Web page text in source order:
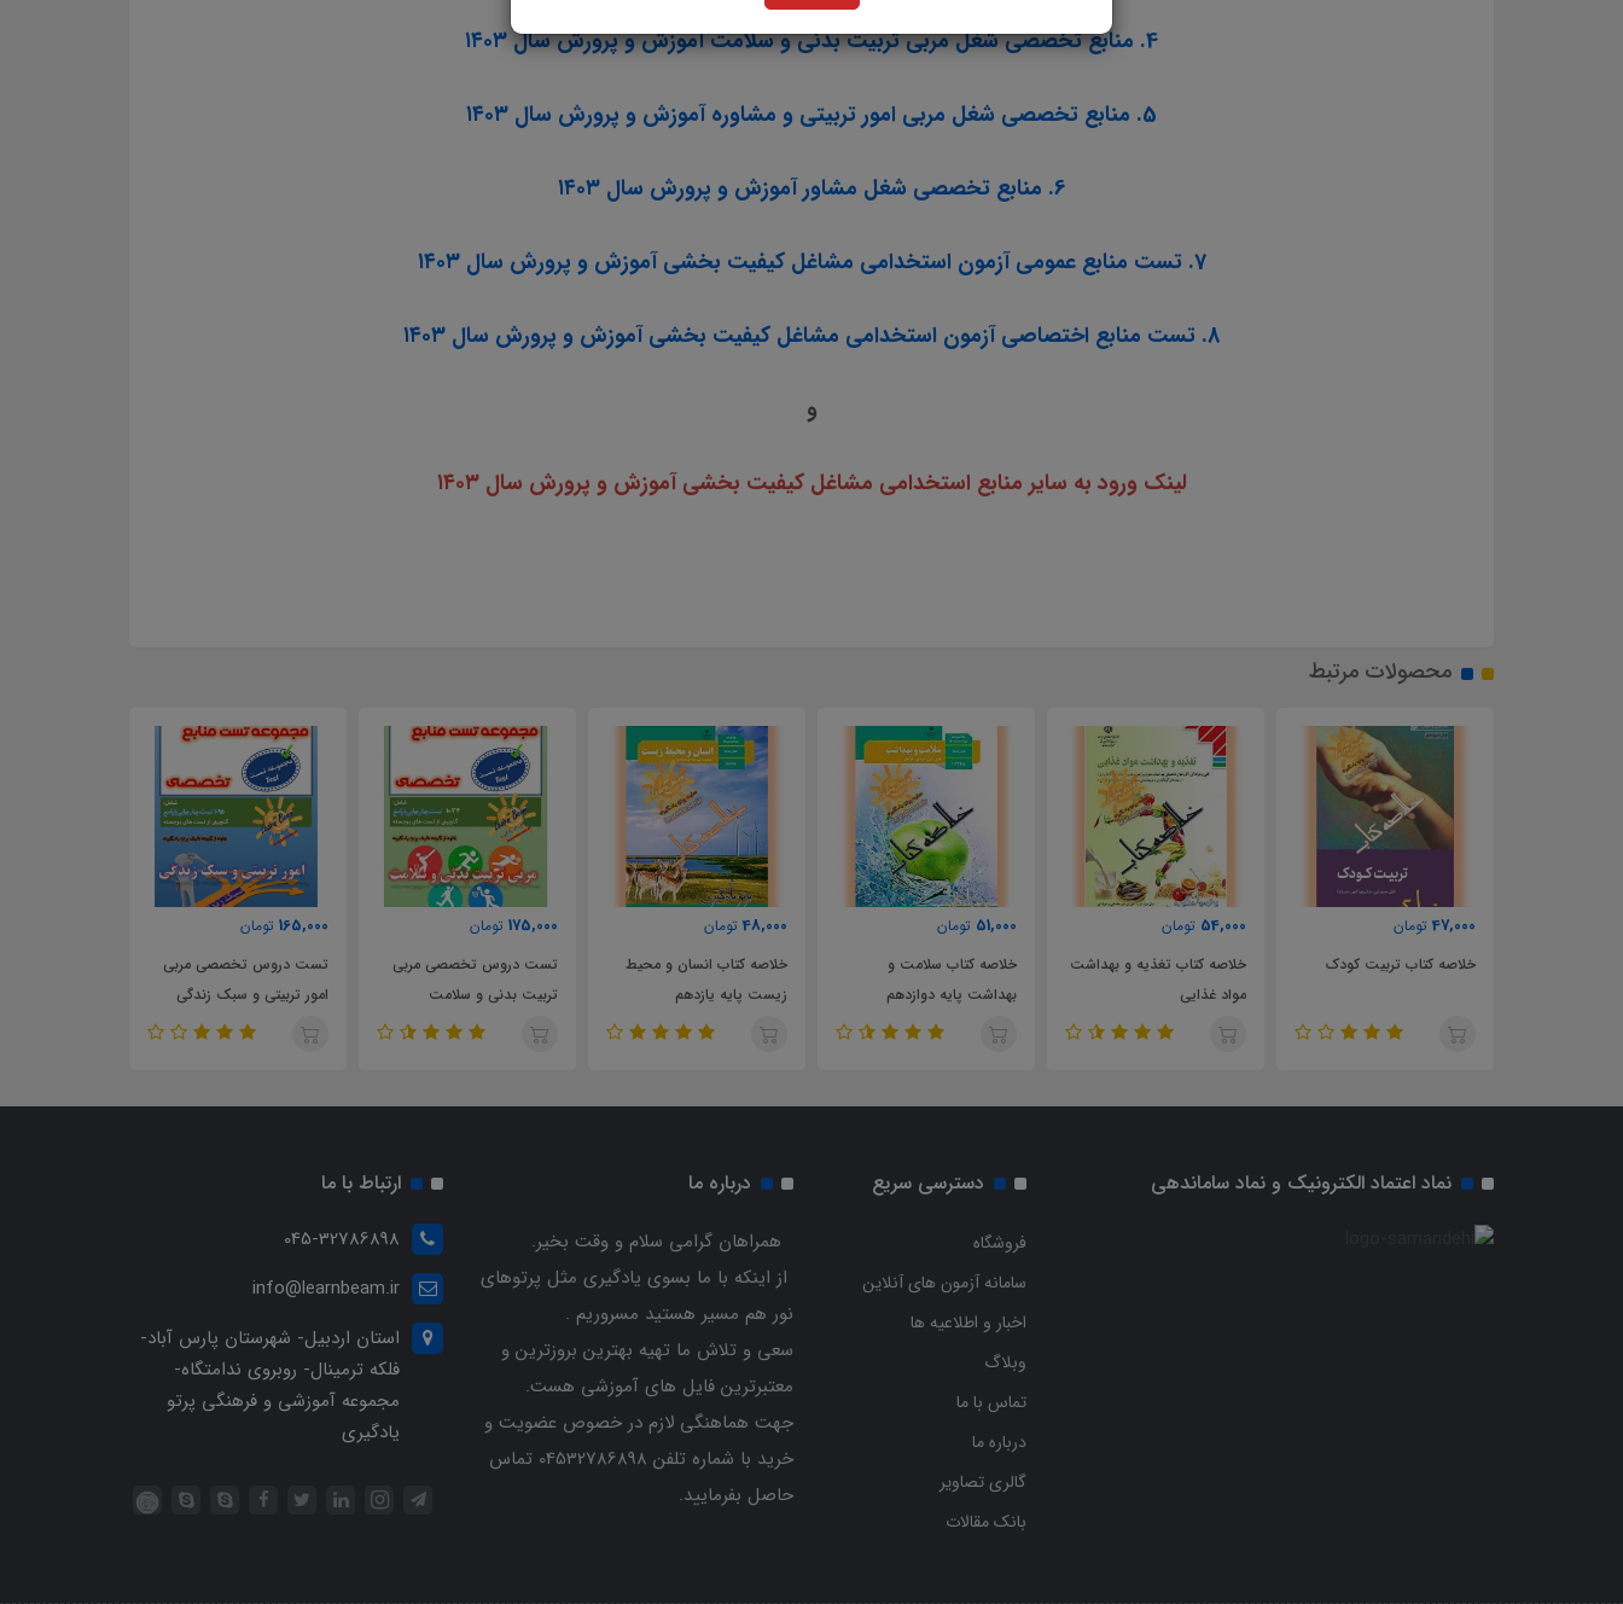
4. منابع تخصصی شغل مربی تربیت بدنی و سلامت آموزش و پرورش سال ۱۴۰۳
5. منابع تخصصی شغل مربی امور تربیتی و مشاوره آموزش و پرورش سال ۱۴۰۳
6. منابع تخصصی شغل مشاور آموزش و پرورش سال ۱۴۰۳
7. تست منابع عمومی آزمون استخدامی مشاغل کیفیت بخشی آموزش و پرورش سال ۱۴۰۳
8. تست منابع اختصاصی آزمون استخدامی مشاغل کیفیت بخشی آموزش و پرورش سال ۱۴۰۳
و
لینک ورود به سایر منابع استخدامی مشاغل کیفیت بخشی آموزش و پرورش سال ۱۴۰۳
محصولات مرتبط
54,000 تومان
خلاصه کتاب تغذیه و بهداشت
51,000 تومان
خلاصه کتاب سلامت و
بهداشت پایه دوازدهم
48,000 تومان
خلاصه کتاب انسان و محیط
زیست پایه یازدهم
175,000 تومان
تست دروس تخصصی مربی
تربیت بدنی و سلامت
165,000 تومان
تست دروس تخصصی مربی
امور تربیتی و سبک زندگی
50,000 تومان
تست کتاب تغذیه و بهداشت
مواد غذایی
نماد اعتماد الکترونیک و نماد ساماندهی دسترسی سریع
فروشگاه
سامانه آزمون های آنلاین
اخبار و اطلاعیه ها
وبلاگ
تماس با ما
درباره ما
گالری تصاویر
بانک مقالات
درباره ما
همراهان گرامی سلام و وقت بخیر.
از اینکه با ما بسوی یادگیری مثل پرتوهای
نور هم مسیر هستید مسروریم .
سعی و تلاش ما تهیه بهترین بروزترین و
معتبرترین فایل های آموزشی هست.
جهت هماهنگی لازم در خصوص عضویت و
خرید با شماره تلفن 04532786898 تماس
حاصل بفرمایید.
ارتباط با ما
045-32786898
info@learnbeam.ir
استان اردبیل- شهرستان پارس آباد-
فلکه ترمینال- روبروی ندامتگاه-
مجموعه آموزشی و فرهنگی پرتو
یادگیری